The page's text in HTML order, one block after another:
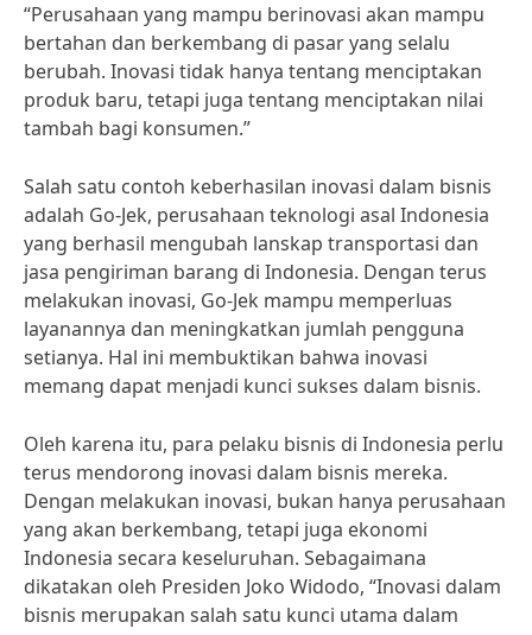
“Perusahaan yang mampu berinovasi akan mampu
bertahan dan berkembang di pasar yang selalu
berubah. Inovasi tidak hanya tentang menciptakan
produk baru, tetapi juga tentang menciptakan nilai
tambah bagi konsumen.”
Salah satu contoh keberhasilan inovasi dalam bisnis
adalah Go-Jek, perusahaan teknologi asal Indonesia
yang berhasil mengubah lanskap transportasi dan
jasa pengiriman barang di Indonesia. Dengan terus
melakukan inovasi, Go-Jek mampu memperluas
layanannya dan meningkatkan jumlah pengguna
setianya. Hal ini membuktikan bahwa inovasi
memang dapat menjadi kunci sukses dalam bisnis.
Oleh karena itu, para pelaku bisnis di Indonesia perlu
terus mendorong inovasi dalam bisnis mereka.
Dengan melakukan inovasi, bukan hanya perusahaan
yang akan berkembang, tetapi juga ekonomi
Indonesia secara keseluruhan. Sebagaimana
dikatakan oleh Presiden Joko Widodo, “Inovasi dalam
bisnis merupakan salah satu kunci utama dalam